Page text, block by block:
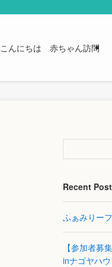
こんにちは 赤ちゃん訪問
Recent
ふぁみりー
【参加者
inナゴヤハ